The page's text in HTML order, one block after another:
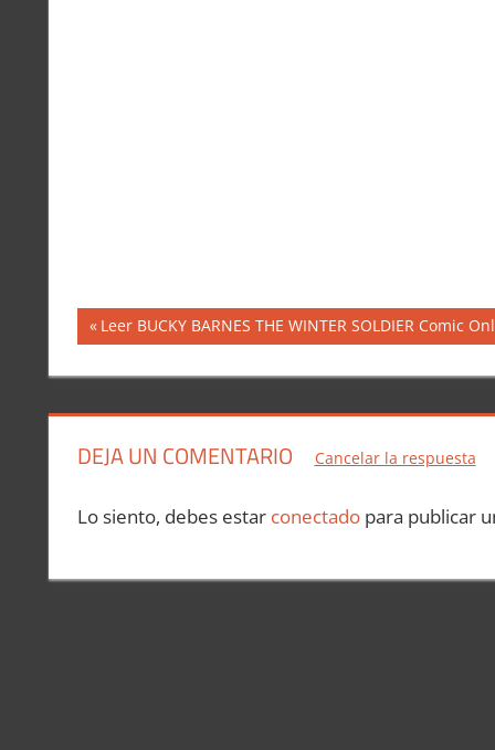
Navegación
de
entradas
Entrada
anterior:
Leer BUCKY BARNES THE WINTER SOLDIER Comic
DEJA UN COMENTARIO Cancelar la respuesta
Lo siento, debes estar conectadopara publicar